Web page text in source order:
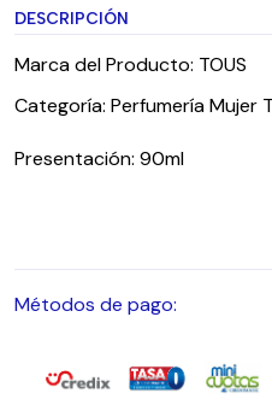
DESCRIPCIÓN
Marca del Producto: TOUS
Categoría: Perfumería Mujer
Presentación: 90ml
Métodos de pago: